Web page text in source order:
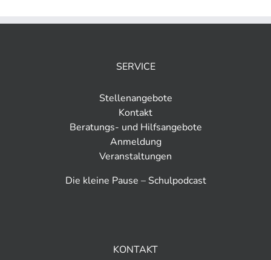
SERVICE
Stellenangebote
Kontakt
Beratungs- und Hilfsangebote
Anmeldung
Veranstaltungen
Die kleine Pause – Schulpodcast
KONTAKT